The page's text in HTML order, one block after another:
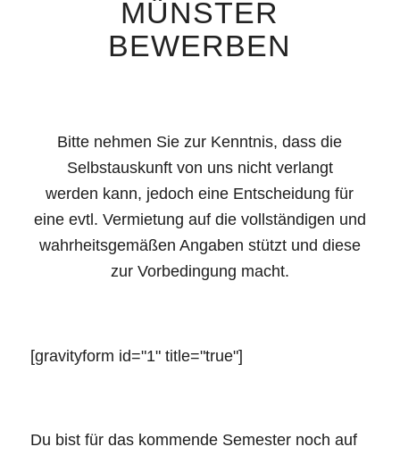
MÜNSTER
BEWERBEN
Bitte nehmen Sie zur Kenntnis, dass die
Selbstauskunft von uns nicht verlangt
werden kann, jedoch eine Entscheidung für
eine evtl. Vermietung auf die vollständigen und
wahrheitsgemäßen Angaben stützt und diese
zur Vorbedingung macht.
[gravityform id="1" title="true"]
Du bist für das kommende Semester noch auf